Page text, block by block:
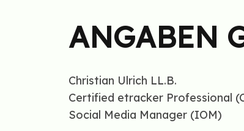
ANGABEN
Christian Ulrich LL.B.
Certified etracker Professional
Social Media Manager (IOM)